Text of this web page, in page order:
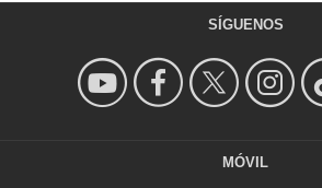
SÍGUENOS
MÓVIL